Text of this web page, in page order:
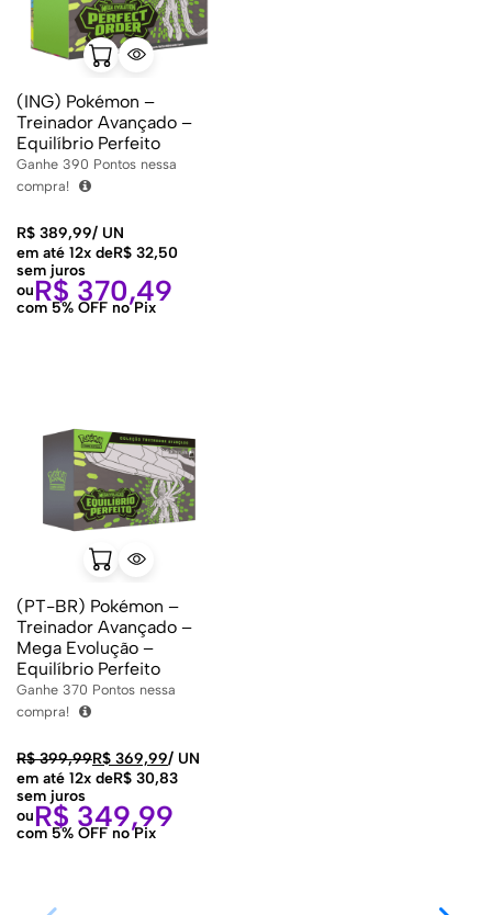
(ING) Pokémon –
Treinador Avançado –
Equilíbrio Perfeito
Ganhe 390 Pontos nessa
compra!
R$ 389,99/ UN
em até 12x deR$ 32,50
sem juros
ouR$ 370,49
com 5% OFF no Pix
(PT-BR) Pokémon –
Treinador Avançado –
Mega Evolução –
Equilíbrio Perfeito
Ganhe 370 Pontos nessa
compra!
R$399,99R$ 369,99/ UN
em até 12x deR$ 30,83
sem juros
ouR$ 349,99
com 5% OFF no Pix